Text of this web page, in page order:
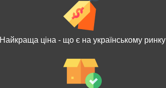
Найкраща ціна - що є на українському ринку